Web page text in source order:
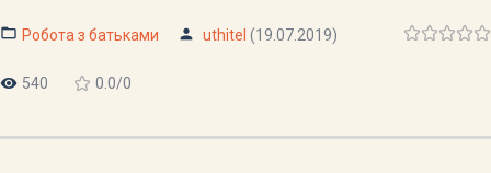
Робота з батьками uthitel (19.07.2019)
540 0.0/0